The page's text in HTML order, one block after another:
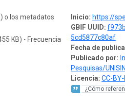
Inicio: https://
GBIF UUID:
5cd5877c80af
Fecha de
Publicado por:
Pesquisas/
Licencia: CC-BY-
¿Cómo
o los metadatos
KB) - Frecuencia